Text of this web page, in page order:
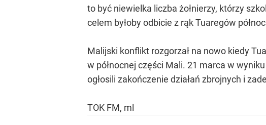
to być niewielka liczba żołnierzy, którzy
celem byłoby odbicie z rąk Tuaregów
Malijski konflikt rozgorzał na nowo kiedy
w północnej części Mali. 21 marca w
ogłosili zakończenie działań zbrojnych i
TOK FM, ml